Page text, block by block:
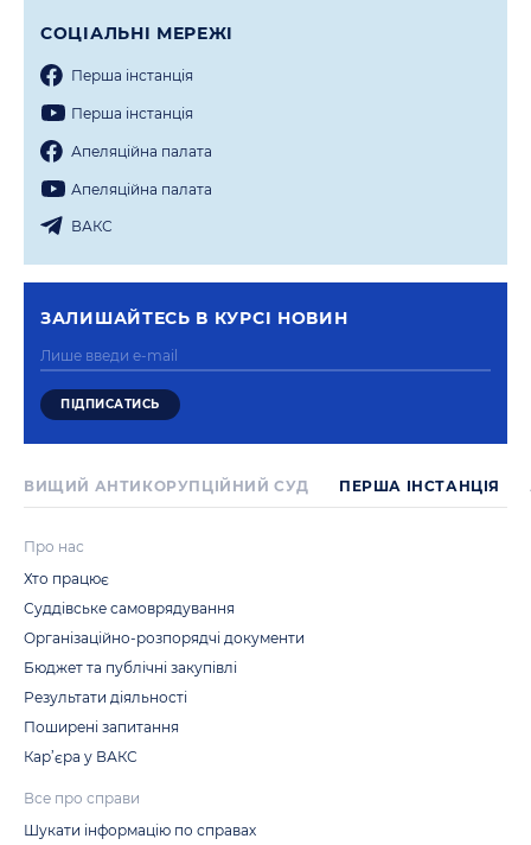
СОЦIАЛЬНI МЕРЕЖI
Перша iнстанцiя
Перша iнстанцiя
Апеляцiйна палата
Апеляцiйна палата
ВАКС
ЗАЛИШАЙТЕСЬ В КУРСI НОВИН
ВИЩИЙ АНТИКОРУПЦІЙНИЙ СУД ПЕРША IНСТАНЦIЯ
Про нас
Хто працює
Суддівське самоврядування
Організаційно-розпорядчі документи
Бюджет та публічні закупівлі
Результати діяльності
Поширені запитання
Кар’єра у ВАКС
Все про справи
Шукати інформацію по справах